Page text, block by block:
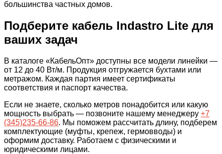
большинства частных домов.
Подберите кабель Indastro Lite для
ваших задач
В каталоге «КабельОпт» доступны все модели линейки —
от 12 до 40 Вт/м. Продукция отгружается бухтами или
метражом. Каждая партия имеет сертификаты
соответствия и паспорт качества.
Если не знаете, сколько метров понадобится или какую
мощность выбрать — позвоните нашему менеджеру +7
(345)235-66-86. Мы поможем рассчитать длину, подберем
комплектующие (муфты, крепеж, гермовводы) и
оформим доставку. Работаем с физическими и
юридическими лицами.